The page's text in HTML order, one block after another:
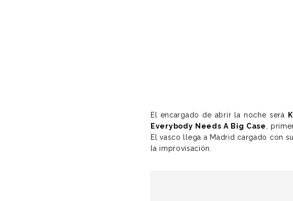
El encargado de abrir la noche será
Everybody Needs A Big Case,
El vasco llega a Madrid cargado con
la improvisación.